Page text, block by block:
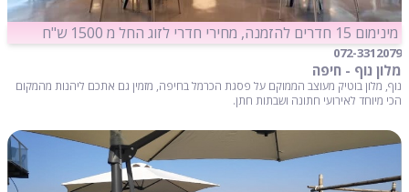
מינימום 15 חדרים להזמנה, מחירי חדרי לזוג החל מ 1500 ש"ח
072-3312079
מלון נוף - חיפה
נוף, מלון בוטיק מעוצב הממוקם על פסגת הכרמל בחיפה, מזמין גם אתכם ליהנות מהמקום
הכי מיוחד לאירועי חתונה ושבתות חתן.